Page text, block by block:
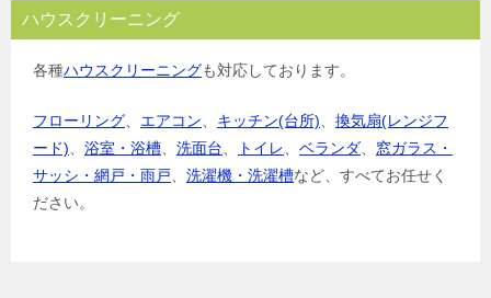
ハウスクリーニング
各種ハウスクリーニングも対応しております。
フローリング エアコン キッチン(台所)
換気扇(レンジフ
ード)
浴室・浴槽 洗面台 トイレ ベランダ
窓ガラス・
サッシ・網戸・雨戸
洗濯機・洗濯槽など、すべてお任せく
ださい。